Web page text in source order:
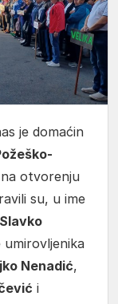
je domaćin
otvorenju
su, u ime
Slavko
Nenadić,
i